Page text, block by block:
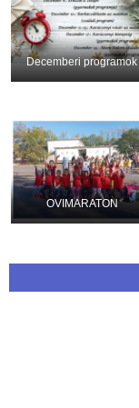
Decemberi programok
OVIMARATON